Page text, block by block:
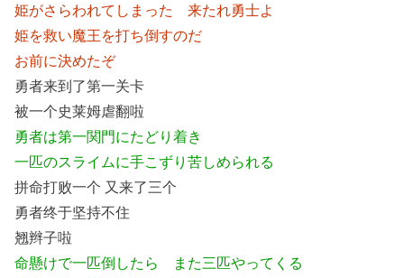
姫がさらわれてしまった 来たれ勇士よ
姫を救い魔王を打ち倒すのだ
お前に決めたぞ
勇者来到了第一关卡
被一个史莱姆虐翻啦
勇者は第一関門にたどり着き
一匹のスライムに手こずり苦しめられる
拼命打败一个 又来了三个
勇者终于坚持不住
翘辫子啦
命懸けで一匹倒したら また三匹やってくる